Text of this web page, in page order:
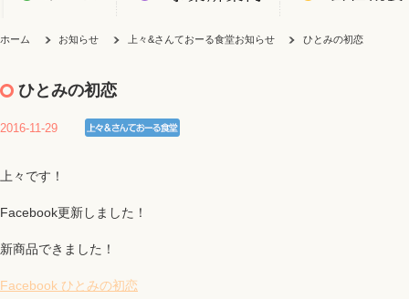
ホーム お知らせ 上々&さんておーる食堂お知らせ ひとみの初恋
ひとみの初恋
2016-11-29
上々です！
Facebook更新しました！
新商品できました！
Facebook ひとみの初恋